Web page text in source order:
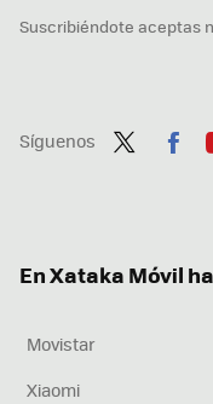
Suscribiéndote aceptas
Síguenos
En Xataka Móvil
Movistar
Xiaomi